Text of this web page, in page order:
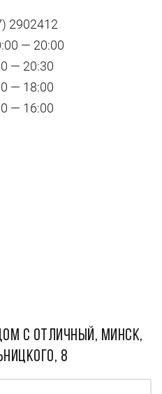
2902412
— 20:00
— 20:30
— 18:00
— 16:00
С Отличный, Минск,
8